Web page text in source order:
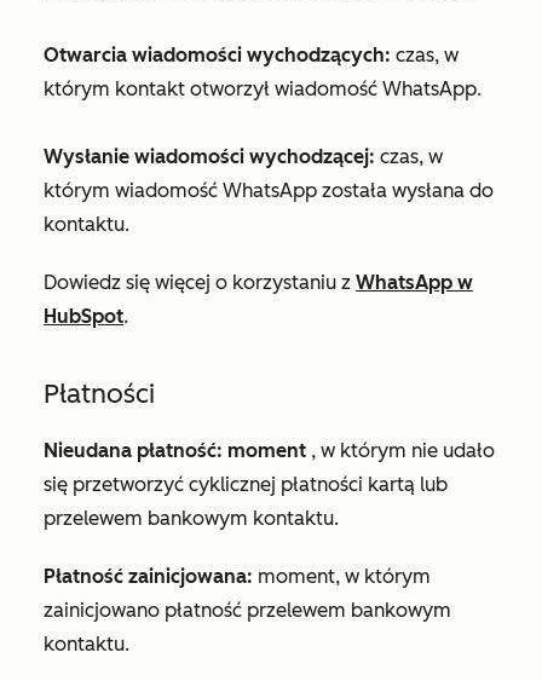
Otwarcia wiadomości wychodzących: czas, w
którym kontakt otworzył wiadomość WhatsApp.
Wysłanie wiadomości wychodzącej: czas, w
którym wiadomość WhatsApp została wysłana do
kontaktu.
Dowiedz się więcej o korzystaniu z WhatsApp w
HubSpot.
Płatności
Nieudana płatność: moment , w którym nie udało
się przetworzyć cyklicznej płatności kartą lub
przelewem bankowym kontaktu.
Płatność zainicjowana: moment, w którym
zainicjowano płatność przelewem bankowym
kontaktu.